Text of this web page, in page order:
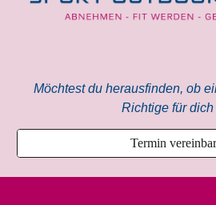
Möchtest du herausfinden, ob
Richtige für dich
Termin